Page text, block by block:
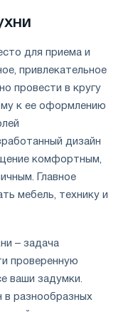
для приема и
привлекательное
провести в кругу
к ее оформлению
дизайн
комфортным,
Главное
мебель, технику и
– задача
проверенную
ваши задумки.
в разнообразных